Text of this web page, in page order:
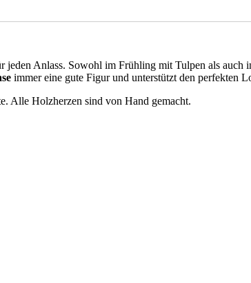
Anlass. Sowohl im Frühling mit Tulpen als auch
immer eine gute Figur und unterstützt den perfekten
Alle Holzherzen sind von Hand gemacht.